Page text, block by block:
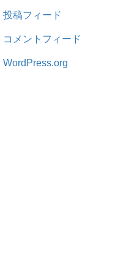
投稿フィード
コメントフィード
WordPress.org